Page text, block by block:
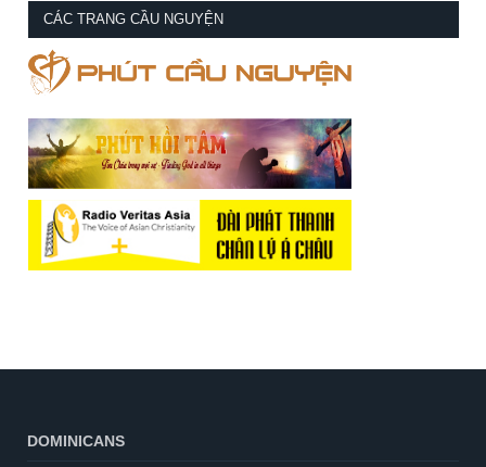
CÁC TRANG CẦU NGUYỆN
DOMINICANS